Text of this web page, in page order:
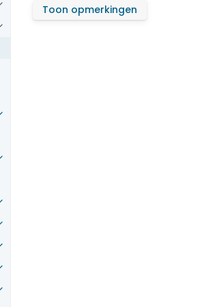
Toon opmerkingen